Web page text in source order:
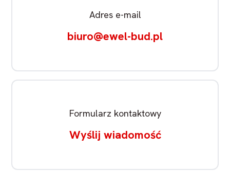
Adres e-mail
biuro@ewel-bud.pl
Formularz kontaktowy
Wyślij wiadomość